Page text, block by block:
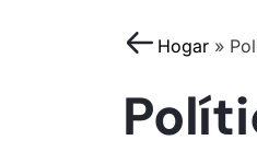
Hogar »